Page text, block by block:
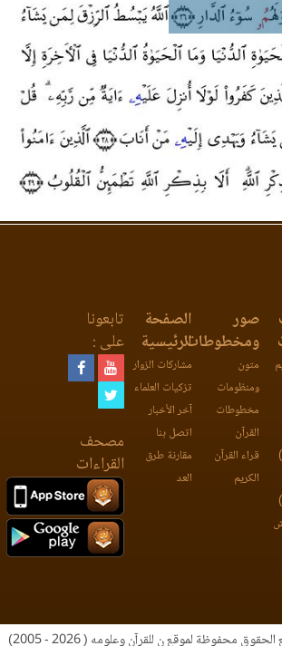
صور
ومخطوطات
متون
ومنظومات
مخطوطات
القرآن
قراء القرآن
الكريم
الصفحة
الرئيسية
مشاركات الزوار
تزكيات العلماء
آخر الأخبار
اتصل بنا
مقارنة طرق
العد
تابعونا
على :
مصحف
القراءات
محفوظة لموقع ن للقرآن وعلومه ( 2026 - 2005)